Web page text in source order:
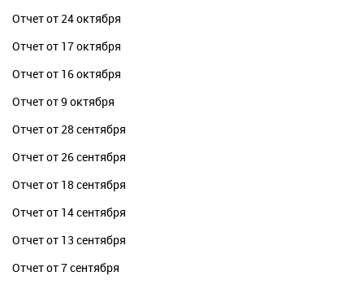
Отчет от 24 октября
Отчет от 17 октября
Отчет от 16 октября
Отчет от 9 октября
Отчет от 28 сентября
Отчет от 26 сентября
Отчет от 18 сентября
Отчет от 14 сентября
Отчет от 13 сентября
Отчет от 7 сентября